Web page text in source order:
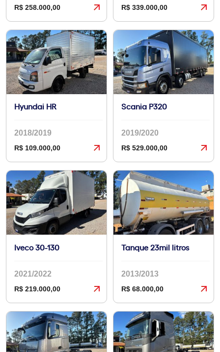
R$ 258.000,00 R$ 339.000,00
Hyundai HR
2018/2019
R$ 109.000,00
Scania P320
2019/2020
R$ 529.000,00
Iveco 30-130
2021/2022
R$ 219.000,00
Tanque 23mil litros
2013/2013
R$ 68.000,00